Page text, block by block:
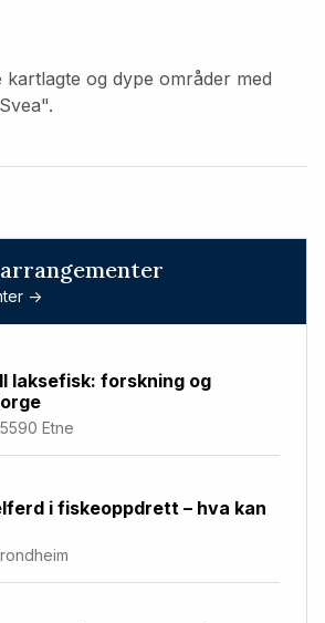
kartlagte og dype områder med
->
laksefisk: forskning og
Etne
i fiskeoppdrett – hva kan